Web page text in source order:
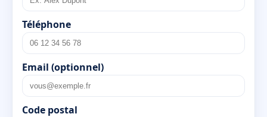
Téléphone
Email (optionnel)
Code postal